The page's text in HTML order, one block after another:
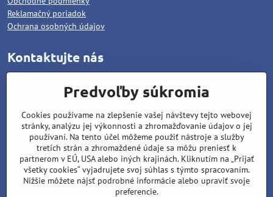
Reklamačný poriadok
Ochrana osobných údajov
Kontaktujte nás
Pod dráhami 1378/25
96001 Zvolen
Matúš Lipiansky: +421 905 796 048
Filip Lipiansky: +421 911 437 721
wolcat@wolcat.sk
Pondelok - Piatok : 7:00 - 15:00
Predvoľby súkromia
Cookies používame na zlepšenie vašej návštevy tejto webovej
stránky, analýzu jej výkonnosti a zhromažďovanie údajov o jej
používaní. Na tento účel môžeme použiť nástroje a služby
tretích strán a zhromaždené údaje sa môžu preniesť k
partnerom v EÚ, USA alebo iných krajinách. Kliknutím na „Prijať
všetky cookies“ vyjadrujete svoj súhlas s týmto spracovaním.
Nižšie môžete nájsť podrobné informácie alebo upraviť svoje
preferencie.